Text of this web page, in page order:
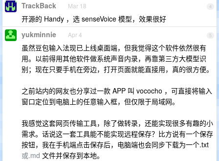
4
TrackBack Mar 18
开源的 Handy ，选 senseVoice 模型，效果很好
5
yukminnie Apr 4
虽然豆包输入法现已上线桌面端，但我觉得这个软件依然很有
用。以前得用其他软件做系统声音内录，再靠第三方大模型识
别；现在只要手机在旁边，打开页面就能直接用，真的很方便。
之前站内的网友也分享过一款 APP 叫 vococho ，可直接将输入
窗口定位到电脑上的任意输入框，但仅限于局域网。
我感觉这套网页传输工具，除了做转录，还能实现很多有趣的小
需求。话说这一套工具能不能实现远程保存？比方说有一个保存
按钮，我在手机端点击保存后，电脑端也会同步下载为一个.txt
或.md 文件并保存到本地。